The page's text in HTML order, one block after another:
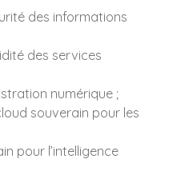
des informations
des services
numérique ;
souverain pour les
pour l’intelligence